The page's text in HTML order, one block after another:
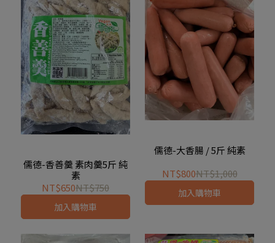
儒德-香善羹 素肉羹5斤 純
素
NT$650NT$750
加入購物車
儒德-大香腸 / 5斤 純素
NT$800NT$1,000
加入購物車